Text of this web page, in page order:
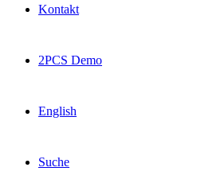
Kontakt
2PCS Demo
English
Suche